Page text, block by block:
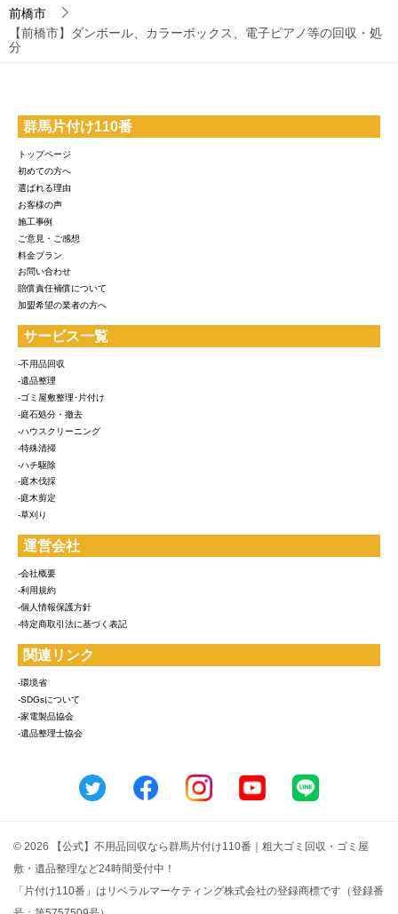
前橋市
【前橋市】ダンボール、カラーボックス、電子ピアノ等の回収・処
分
群馬片付け110番
トップページ
初めての方へ
選ばれる理由
お客様の声
施工事例
ご意見・ご感想
料金プラン
お問い合わせ
賠償責任補償について
加盟希望の業者の方へ
サービス一覧
-不用品回収
-遺品整理
-ゴミ屋敷整理･片付け
-庭石処分・撤去
-ハウスクリーニング
-特殊清掃
-ハチ駆除
-庭木伐採
-庭木剪定
-草刈り
運営会社
-会社概要
-利用規約
-個人情報保護方針
-特定商取引法に基づく表記
関連リンク
-環境省
-SDGsについて
-家電製品協会
-遺品整理士協会
© 2026 【公式】不用品回収なら群馬片付け110番｜粗大ゴミ回収・ゴミ屋
敷・遺品整理など24時間受付中！
「片付け110番」はリベラルマーケティング株式会社の登録商標です（登録番